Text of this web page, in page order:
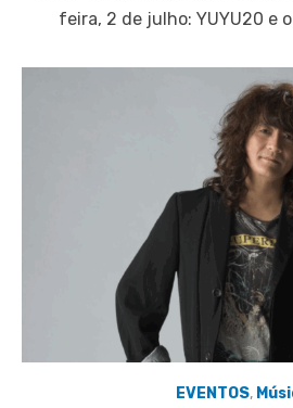
feira, 2 de julho: YUYU20 e
EVENTOS,